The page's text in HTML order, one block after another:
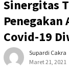
Sinergitas
Covid-19
Supardi Cakra
Maret 21, 2021